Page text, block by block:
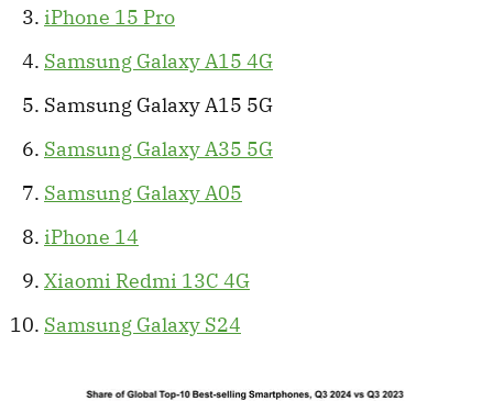
iPhone 15 Pro
Samsung Galaxy A15 4G
Samsung Galaxy A15 5G
Samsung Galaxy A35 5G
Samsung Galaxy A05
iPhone 14
Xiaomi Redmi 13C 4G
Samsung Galaxy S24